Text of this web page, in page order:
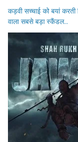
कड़वी सच्चाई को बयां
वाला सबसे बड़ा स्कैंडल..